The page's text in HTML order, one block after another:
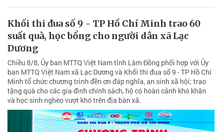
Khối thi đua số 9 - TP Hồ Chí Minh trao 60
suất quà, học bổng cho người dân xã Lạc
Dương
Chiều 8/8, Ủy ban MTTQ Việt Nam tỉnh Lâm Đồng phối hợp với Ủy
ban MTTQ Việt Nam xã Lạc Dương và Khối thi đua số 9 - TP Hồ Chí
Minh tổ chức chương trình đền ơn đáp nghĩa, an sinh xã hội; trao
tặng quà cho các gia đình chính sách, hộ có hoàn cảnh khó khăn
và học sinh nghèo vượt khó trên địa bàn xã.